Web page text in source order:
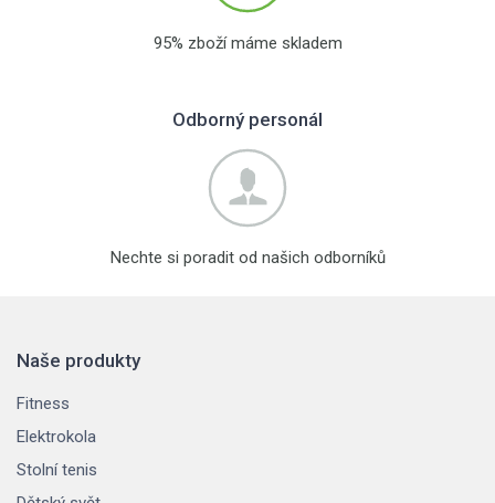
95% zboží máme skladem
Odborný personál
Nechte si poradit od našich odborníků
Naše produkty
Fitness
Elektrokola
Stolní tenis